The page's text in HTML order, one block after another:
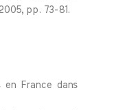
pp. 73-81.
en France dans